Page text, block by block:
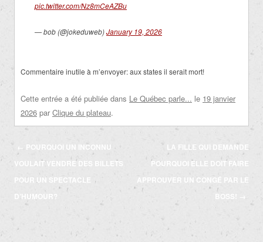
pic.twitter.com/Nz8mCeAZBu
— bob (@jokeduweb)January 19, 2026
Commentaire inutile à m’envoyer: aux states il serait mort!
Cette entrée a été publiée dans Le Québec parle... le 19 janvier
2026 par Clique du plateau.
Navigation
des
articles
← POURQUOI UN INCONNU
VOULAIT VENDRE DES BILLETS
POUR UN SPECTACLE
D’HUMOUR?
LA FILLE QUI DEMANDE
POURQUOI ELLE DOIT FAIRE
APPROUVER UN CONGÉ PAR LE
BOSS! →